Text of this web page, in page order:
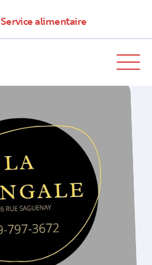
Service alimentaire